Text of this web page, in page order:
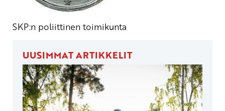
SKP:n poliittinen toimikunta
UUSIMMAT ARTIKKELIT